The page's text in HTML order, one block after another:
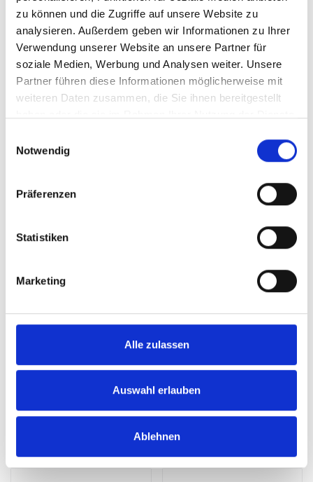
zu können und die Zugriffe auf unsere Website zu
analysieren. Außerdem geben wir Informationen zu Ihrer
Verwendung unserer Website an unsere Partner für
soziale Medien, Werbung und Analysen weiter. Unsere
Partner führen diese Informationen möglicherweise mit
weiteren Daten zusammen, die Sie ihnen bereitgestellt
Notwendig
Präferenzen
Statistiken
Marketing
Alle zulassen
Auswahl erlauben
Ablehnen
Vivaro (2014 - 2019) L2H1,
Dual Sliding Door
SELECT
Vivaro (2014 - 2019) L2H1,
Nearside Sliding Door
Vivaro (2019 - ) L2, Dual
SKU: y57-vau-2-l2-51-sdd